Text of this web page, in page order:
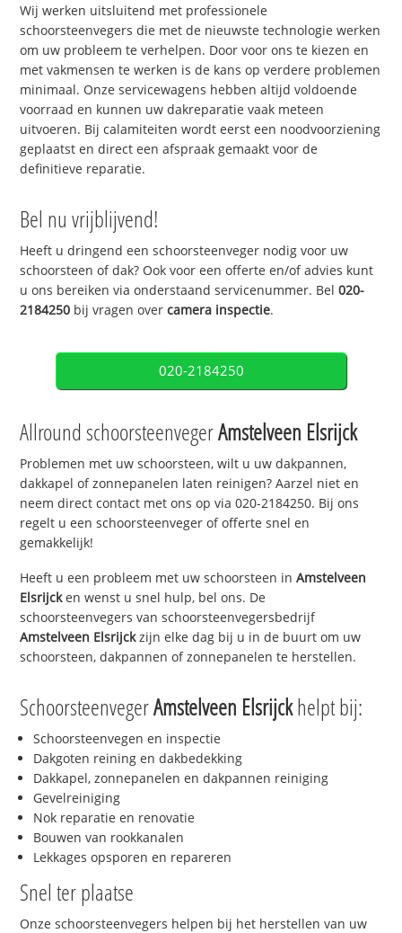
Wij werken uitsluitend met professionele
schoorsteenvegers die met de nieuwste technologie werken
om uw probleem te verhelpen. Door voor ons te kiezen en
met vakmensen te werken is de kans op verdere problemen
minimaal. Onze servicewagens hebben altijd voldoende
voorraad en kunnen uw dakreparatie vaak meteen
uitvoeren. Bij calamiteiten wordt eerst een noodvoorziening
geplaatst en direct een afspraak gemaakt voor de
definitieve reparatie.
Bel nu vrijblijvend!
Heeft u dringend een schoorsteenveger nodig voor uw
schoorsteen of dak? Ook voor een offerte en/of advies kunt
u ons bereiken via onderstaand servicenummer. Bel020-
2184250 bij vragen overcamera inspectie.
020-2184250
Allround schoorsteenvegerAmstelveen Elsrijck
Problemen met uw schoorsteen, wilt u uw dakpannen,
dakkapel of zonnepanelen laten reinigen? Aarzel niet en
neem direct contact met ons op via 020-2184250. Bij ons
regelt u een schoorsteenveger of offerte snel en
gemakkelijk!
Heeft u een probleem met uw schoorsteen inAmstelveen
Elsrijcken wenst u snel hulp, bel ons. De
schoorsteenvegers van schoorsteenvegersbedrijf
Amstelveen Elsrijckzijn elke dag bij u in de buurt om uw
schoorsteen, dakpannen of zonnepanelen te herstellen.
SchoorsteenvegerAmstelveen Elsrijckhelpt bij:
Schoorsteenvegen en inspectie
Dakgoten reining en dakbedekking
Dakkapel, zonnepanelen en dakpannen reiniging
Gevelreiniging
Nok reparatie en renovatie
Bouwen van rookkanalen
Lekkages opsporen en repareren
Snel ter plaatse
Onze schoorsteenvegers helpen bij het herstellen van uw